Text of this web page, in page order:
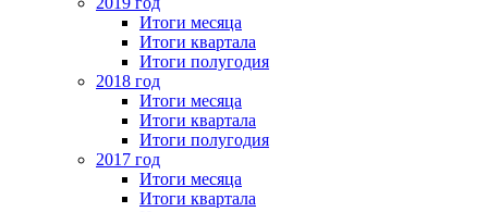
Итоги месяца
Итоги квартала
Итоги полугодия
2018 год
Итоги месяца
Итоги квартала
Итоги полугодия
2017 год
Итоги месяца
Итоги квартала